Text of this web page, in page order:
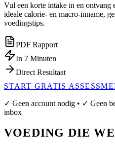
Vul een korte intake in en ontvang
ideale calorie- en macro-inname,
voedingstips.
PDF Rapport
In 7 Minuten
Direct Resultaat
START GRATIS
✓ Geen account nodig • ✓ Geen
inbox
VOEDING DIE